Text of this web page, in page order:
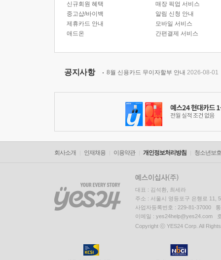
신규회원 혜택
중고샵/바이백
제휴카드 안내
애드온
매장 픽업 서비스
알림 신청 안내
모바일 서비스
간편결제 서비스
공지사항 8월 신용카드 무이자할부 안내 2026-08-01
회사소개 인재채용 이용약관 개인정보처리방침 청소년보
대표 : 김석환, 최세라
주소 : 서울시 영등포구 은행로 11,
사업자등록번호 : 229-81-37000
이메일 : yes24help@yes24.com
Copyright ⓒ YES24 Corp. All